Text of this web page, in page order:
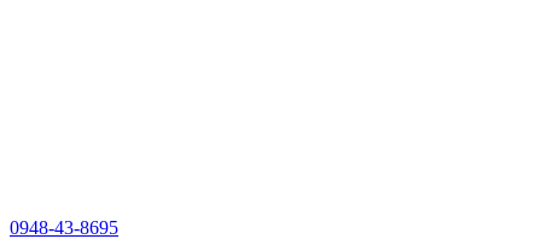
0948-43-8695